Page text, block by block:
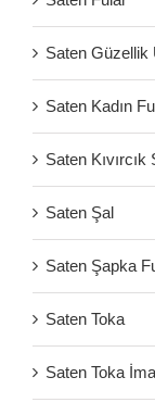
Saten Güzellik
Saten Kadın
Saten
Saten Şal
Saten Şapka
Saten Toka
Saten Toka